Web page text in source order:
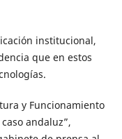
institucional,
que en estos
y Funcionamiento
andaluz”,